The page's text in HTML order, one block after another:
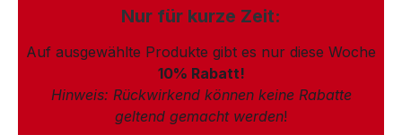
Nur für kurze Zeit:
Auf ausgewählte Produkte gibt es nur diese Woche
10% Rabatt!
Hinweis: Rückwirkend können keine Rabatte
geltend gemacht werden!